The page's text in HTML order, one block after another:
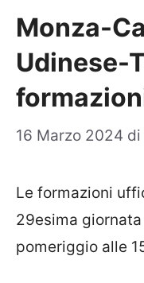
Monza-
Udinese-
16 Marzo 2024 di
Le formazioni
29esima
pomeriggio alle